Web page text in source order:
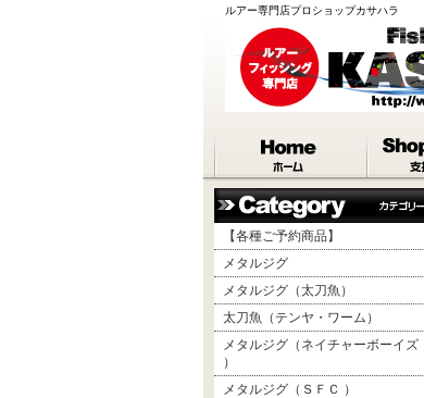
ルアー専門店プロショップカサハラ
【各種ご予約商品】
メタルジグ
メタルジグ（太刀魚）
太刀魚（テンヤ・ワーム）
メタルジグ（ネイチャーボーイズ
）
メタルジグ（ＳＦＣ ）